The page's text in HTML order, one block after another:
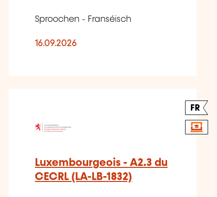
Sproochen - Franséisch
16.09.2026
FR
Luxembourgeois - A2.3 du
CECRL (LA-LB-1832)